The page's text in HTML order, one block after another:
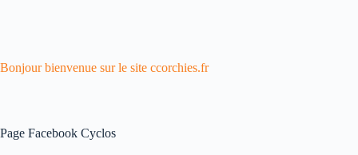
Bonjour bienvenue sur le site ccorchies.fr
Page Facebook Cyclos